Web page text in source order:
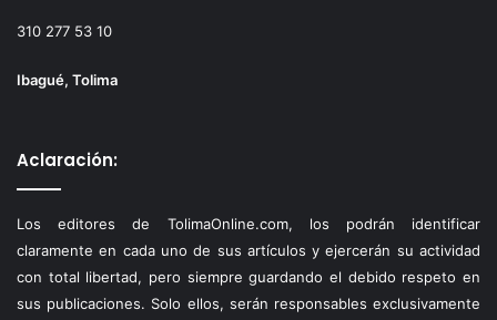
310 277 53 10
Ibagué, Tolima
Aclaración:
Los editores de TolimaOnline.com, los podrán identificar
claramente en cada uno de sus artículos y ejercerán su actividad
con total libertad, pero siempre guardando el debido respeto en
sus publicaciones. Solo ellos, serán responsables exclusivamente